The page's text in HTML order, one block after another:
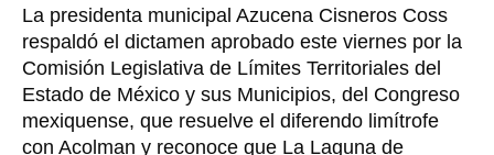
La presidenta municipal Azucena Cisneros Coss
respaldó el dictamen aprobado este viernes por la
Comisión Legislativa de Límites Territoriales del
Estado de México y sus Municipios, del Congreso
mexiquense, que resuelve el diferendo limítrofe
con Acolman y reconoce que La Laguna de